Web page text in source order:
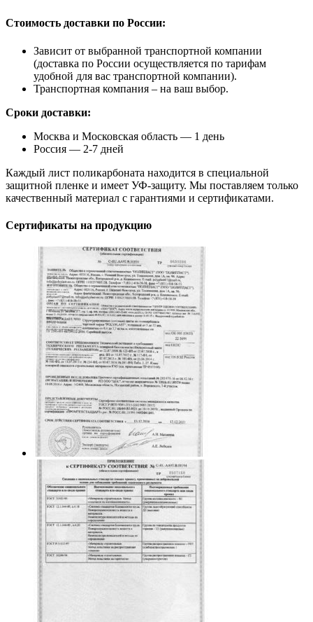
Стоимость доставки по России:
Зависит от выбранной транспортной компании
(доставка по России осуществляется по тарифам
удобной для вас транспортной компании).
Транспортная компания – на ваш выбор.
Сроки доставки:
Москва и Московская область — 1 день
Россия — 2-7 дней
Каждый лист поликарбоната находится в специальной
защитной пленке и имеет УФ-защиту. Мы поставляем только
качественный материал с гарантиями и сертификатами.
Сертификаты на продукцию